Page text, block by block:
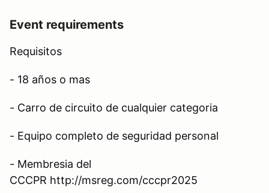
Event requirements
Requisitos
- 18 años o mas
- Carro de circuito de cualquier categoria
- Equipo completo de seguridad personal
- Membresia del
CCCPR http://msreg.com/cccpr2025